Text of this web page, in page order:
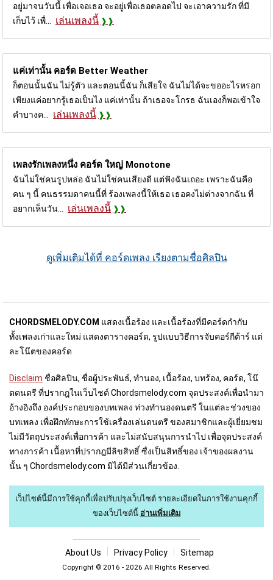
อยู่มาจนวันนี้ เพื่อเจอเธอ จะอยู่เพื่อเธอตลอดไป จะเอาความรัก ที่มี
เก็บไว้ เพื่...
เล่นเพลงนี้
แค่เท่านั้น คอร์ด Better Weather
ก็ตอนนั้นฉัน ไม่รู้ตัว และตอนนี้ฉัน ก็เสียใจ ฉันไม่ได้จะขออะไรหรอก
เพียงแค่อยากรู้เธอเป็นไง แค่เท่านั้น ถ้าเธอจะโกรธ ฉันเองก็พอเข้าใจ
คำบางค...
เล่นเพลงนี้
เพลงรักเพลงหนึ่ง คอร์ด ใหญ่ Monotone
ฉันไม่ใช่คนรูปหล่อ ฉันไม่ใช่คนเสียงดี แต่ฟังฉันเถอะ เพราะฉันคือ
คน ๆ นี้ คนธรรมดาคนนี้ที่ ร้องเพลงนี้ให้เธอ เธอคงไม่ต่างจากฉัน ที่
อยากเห็นวัน...
เล่นเพลงนี้
ดูเพิ่มเติมได้ที่ คอร์ดเพลง เรียงตามชื่อศิลปิน
CHORDSMELODY.COM แสดงเนื้อร้อง และเนื้อร้องที่มีคอร์ดกำกับ
ทั้งเพลงเก่าและใหม่ แสดงตารางคอร์ด, รูปแบบวิธีการจับคอร์กีต้าร์ แต่
ละโน๊ตของคอร์ด
Disclaim ชื่อศิลปิน, ชื่อผู้ประพันธ์, ทำนอง, เนื้อร้อง, บทร้อง, คอร์ด, โน๊
ตดนตรี ที่ปรากฎในเว็บไชต์ Chordsmelody.com จุดประสงค์เพื่อนำมา
อ้างอิงถึง องค์ประกอบของบทเพลง ท่วงทำนองดนตรี ในแต่ละช่วงของ
บทเพลง เพื่อฝึกทักษะการใช้เครื่องเล่นดนตรี ของสมาชิกและผู้เยี่ยมชม
ไม่มีวัตถุประสงค์เพื่อการค้า และไม่สนับสนุนการนำไป เพื่อจุดประสงค์
ทางการค้า เนื้อหาที่ปรากฎมีลิขสิทธิ์ ซื่งเป็นสิทธิ์ของ เจ้าของผลงาน
นั้น ๆ Chordsmelody.com มิได้มีส่วนเกี่ยวข้อง.
เว็ปไซต์นี้มีการใช้คุกกี้เพื่อปรับปรุงเว็บไซต์ รายละเอียดในการใช้งานคุกกี้
ของเว็บไซต์นี้ อ่านเพิ่มเติม
About Us Privacy Policy Sitemap
Copyright © 2016 - 2026 All Rights Reserved.